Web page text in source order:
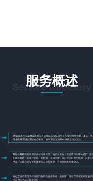
服务概述
Service Directory